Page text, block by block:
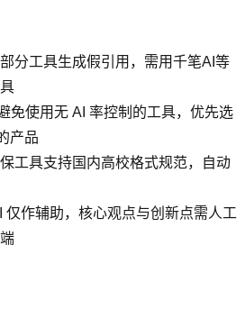
部分工具生成假引用，需用千笔AI等
免使用无 AI 率控制的工具，优先选
产品
工具支持国内高校格式规范，自动
仅作辅助，核心观点与创新点需人工